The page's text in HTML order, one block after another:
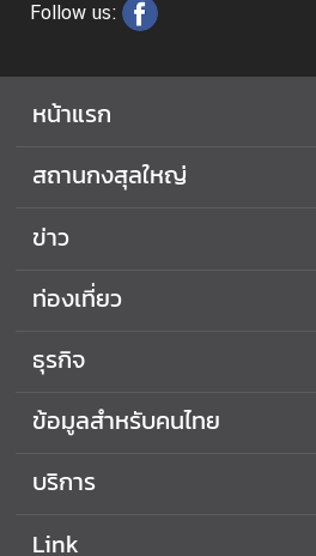
กิ
ข้
มู
สำ
รั
ค
ไ
ย
Follow us:
หน้าแรก
สถานกงสุลใหญ่
ข่าว
ท่องเที่ยว
ธุรกิจ
ข้อมูลสำหรับคนไทย
บริการ
Link